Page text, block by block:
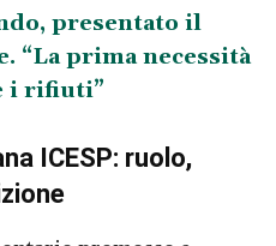
presentato il
“La prima necessità
i rifiuti”
ICESP: ruolo,